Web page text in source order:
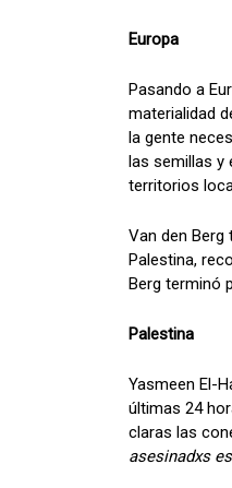
Europa
Pasando a
materialidad
la gente
las semillas y
territorios
Van den
Palestina,
Berg terminó
Palestina
Yasmeen El-
últimas 24
claras las
asesinadxs